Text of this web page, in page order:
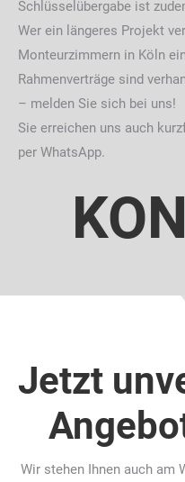
Schlüsselübergabe ist
Wer ein längeres Projekt
Monteurzimmern in Köln
Rahmenverträge sind
– melden Sie sich bei uns!
Sie erreichen uns auch
per WhatsApp.
Jetzt
Wir stehen Ihnen auch am